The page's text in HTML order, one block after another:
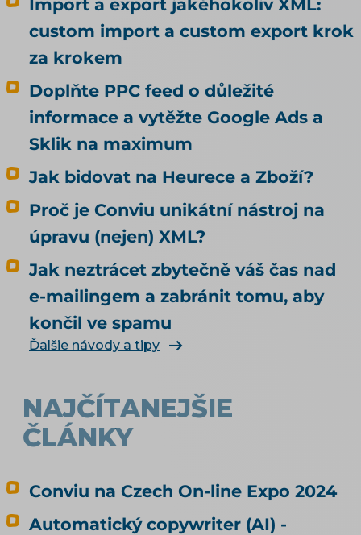
rozhodlo nastavení, které kvůli agentům nikdo
nedělal. Rada, kterou k tomu na internetu
najdete, bývá pořád stejná: dejte do pořádku
produktová data. Je to dobrá rada, jen
odpovídá na jinou otázku, než si většina lidí
myslí. Kvalitní data rozhodují o tom, jestli vás
umělá inteligence doporučí. To, jestli u vás
článek je proto o nakupování, ne o
doporučování. Odpovídá na tři otázky: Může u
mě agent nakoupit už dnes, i když jsem to
nikde nepovolil? Co bych musel udělat, aby u
mě mohl nakupovat oficiálně, a vyplatí se to?
Kdo zaplatí škodu, když agent koupí něco
jiného, než měl? Jak vás má umělá inteligence
vůbec najít a doporučit, řeší téma SEO a UX pro
e-shop. Čím konkrétně naplnit produktová
Import a export jakéhokoliv XML:
custom import a custom export krok
za krokem
Doplňte PPC feed o důležité
informace a vytěžte Google Ads a
Sklik na maximum
Jak bidovat na Heurece a Zboží?
Proč je Conviu unikátní nástroj na
úpravu (nejen) XML?
Jak neztrácet zbytečně váš čas nad
e-mailingem a zabránit tomu, aby
končil ve spamu
Ďalšie návody a tipy
NAJČÍTANEJŠIE
ČLÁNKY
Conviu na Czech On-line Expo 2024
Automatický copywriter (AI) -